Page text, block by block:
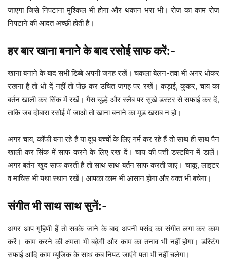
जाएगा जिसे निपटाना मुश्किल भी होगा और थकान भरा भी। रोज का काम रोज
निपटाने की आदत अच्छी होती है।
हर बार खाना बनाने के बाद रसोई साफ करें:-
खाना बनाने के बाद सभी डिब्बे अपनी जगह रखें। चकला बेलन-तवा भी अगर धोकर
रखना है तो धो दें नहीं तो पोंछ कर उचित जगह पर रखें। कड़ाई, कुकर, चाय का
बर्तन खाली कर सिंक में रखें। गैस चूल्हे और स्लैब पर सूखे डस्टर से सफाई कर दें,
ताकि जब दोबारा रसोई में जाओ तो खाना बनाने का मूड खराब न हो।
अगर चाय, कॉफी बना रहे हैं या दूध बच्चों के लिए गर्म कर रहे हैं तो साथ ही साथ पैन
खाली कर सिंक में साफ करने के लिए रख दें। चाय की पत्ती डस्टबिन में डालें।
अगर बर्तन खुद साफ करती हैं तो साथ साथ बर्तन साफ करती जाएं। चाकू, लाइटर
व माचिस भी यथा स्थान रखें। आपका काम भी आसान होगा और वक्त भी बचेगा।
संगीत भी साथ साथ सुनें:-
अगर आप गृहिणी हैं तो सबके जाने के बाद अपनी पसंद का संगीत लगा कर काम
करें। काम करने की क्षमता भी बढ़ेगी और काम का तनाव भी नहीं होगा। डस्टिंग
सफाई आदि काम म्यूजिक के साथ कब निपट जाएंगे पता भी नहीं चलेगा।